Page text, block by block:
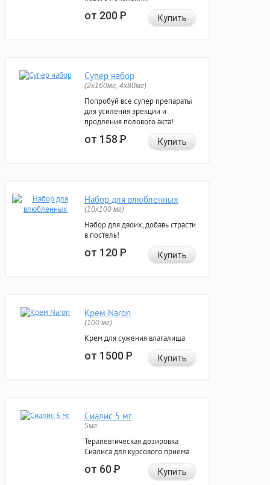
от 200Р Купить
Супер набор
(2х160мг, 4х80мг)
Попробуй все супер препараты
для усиления эрекции и
продления полового акта!
от 158Р Купить
Набор для влюбленных
(10х100 мг)
Набор для двоих, добавь страсти
в постель!
от 120Р Купить
Крем Naron
(100 мг)
Крем для сужения влагалища
от 1500Р Купить
Сиалис 5 мг
5мг
Терапевтическая дозировка
Сиалиса для курсового приема
от 60Р Купить